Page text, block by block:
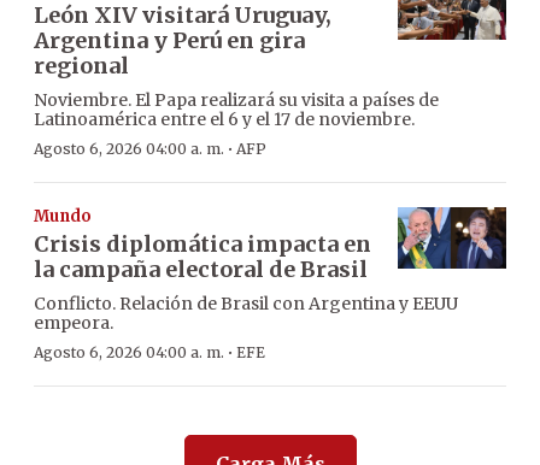
León XIV visitará Uruguay,
Argentina y Perú en gira
regional
Noviembre. El Papa realizará su visita a países de
Latinoamérica entre el 6 y el 17 de noviembre.
Agosto 6, 2026 04:00 a. m. · AFP
Mundo
Crisis diplomática impacta en
la campaña electoral de Brasil
Conflicto. Relación de Brasil con Argentina y EEUU
empeora.
Agosto 6, 2026 04:00 a. m. · EFE